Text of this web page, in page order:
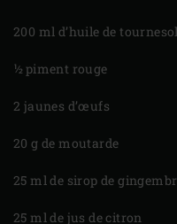
200 ml d’huile de
½ piment rouge
2 jaunes d’œufs
20 g de moutarde
25 ml de sirop de
25 ml de jus de citron